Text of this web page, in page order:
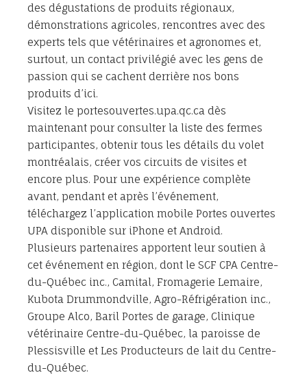
des dégustations de produits régionaux,
démonstrations agricoles, rencontres avec des
experts tels que vétérinaires et agronomes et,
surtout, un contact privilégié avec les gens de
passion qui se cachent derrière nos bons
produits d’ici.
Visitez le portesouvertes.upa.qc.ca dès
maintenant pour consulter la liste des fermes
participantes, obtenir tous les détails du volet
montréalais, créer vos circuits de visites et
encore plus. Pour une expérience complète
avant, pendant et après l’événement,
téléchargez l’application mobile Portes ouvertes
UPA disponible sur iPhone et Android.
Plusieurs partenaires apportent leur soutien à
cet événement en région, dont le SCF CPA Centre-
du-Québec inc., Camital, Fromagerie Lemaire,
Kubota Drummondville, Agro-Réfrigération inc.,
Groupe Alco, Baril Portes de garage, Clinique
vétérinaire Centre-du-Québec, la paroisse de
Plessisville et Les Producteurs de lait du Centre-
du-Québec.